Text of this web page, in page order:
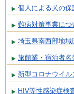
個人による犬の保
難病対策事業につ
埼玉県南西部地
旅館業・宿泊者名
新型コロナウイ
HIV等性感染症検